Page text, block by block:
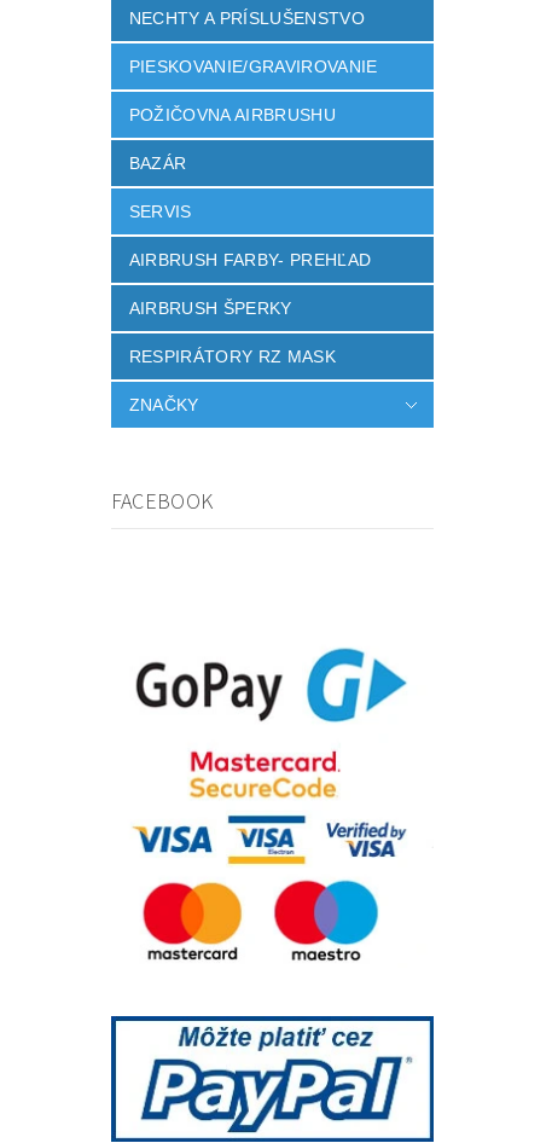
NECHTY A PRÍSLUŠENSTVO
PIESKOVANIE/GRAVIROVANIE
POŽIČOVNA AIRBRUSHU
BAZÁR
SERVIS
AIRBRUSH FARBY- PREHĽAD
AIRBRUSH ŠPERKY
RESPIRÁTORY RZ MASK
ZNAČKY
FACEBOOK